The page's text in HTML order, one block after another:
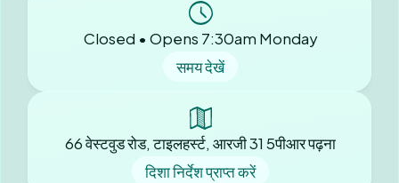
Closed • Opens 7:30am Monday
समय देखें
66 वेस्टवुड रोड, टाइलहर्स्ट, आरजी 31 5पीआर पढ़ना
दिशा निर्देश प्राप्त करें